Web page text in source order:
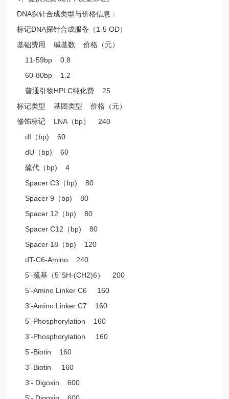
DNA探针合成类型与价格信息：
标记DNA探针合成服务（1-5 OD）
基础费用 碱基数 价格（元）
11-59bp 0.8
60-80bp 1.2
普通引物HPLC纯化费 25
标记类型 基团类型 价格（元）
修饰标记 LNA（bp） 240
dI（bp) 60
dU（bp) 60
硫代（bp) 4
Spacer C3（bp) 80
Spacer 9（bp) 80
Spacer 12（bp) 80
Spacer C12（bp) 80
Spacer 18（bp) 120
dT-C6-Amino 240
5’-巯基（5`SH-(CH2)6） 200
5’-Amino Linker C6 160
3’-Amino Linker C7 160
5’-Phosphorylation 160
3’-Phosphorylation 160
5’-Biotin 160
3’-Biotin 160
3'- Digoxin 600